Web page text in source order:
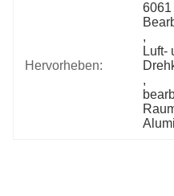
Hervorheben:
,
Luft-
,